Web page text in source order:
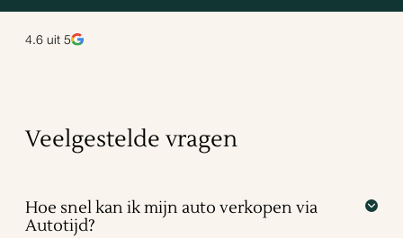
4.6 uit 5
Veelgestelde vragen
Hoe snel kan ik mijn auto verkopen via
Autotijd?